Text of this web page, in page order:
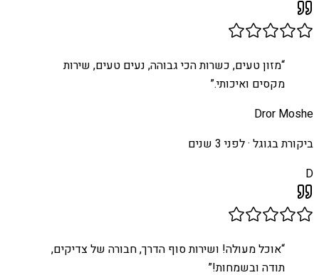
“מזון טעים, כשרות הכי גבוהה, נעים טעים, שירות
מקסים ואיכותי.”
Dror Moshe
ביקורת בגוגל ·לפני 3 שנים
D
“אוכל מעולה! ושירות סוף הדרך, חבורה של צדיקים,
תודה ובשמחות!”